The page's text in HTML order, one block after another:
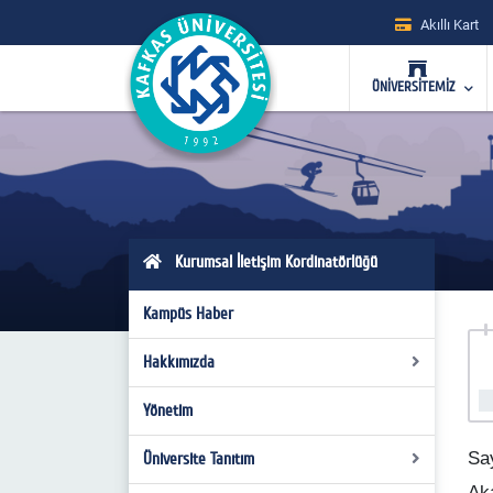
Akıllı Kart
ÜNİVERSİTEMİZ
Kurumsal İletişim Kordinatörlüğü
Kampüs Haber
Hakkımızda
Genel Bilgi
Birimlerimiz
Yönetim
Üniversite Tanıtım